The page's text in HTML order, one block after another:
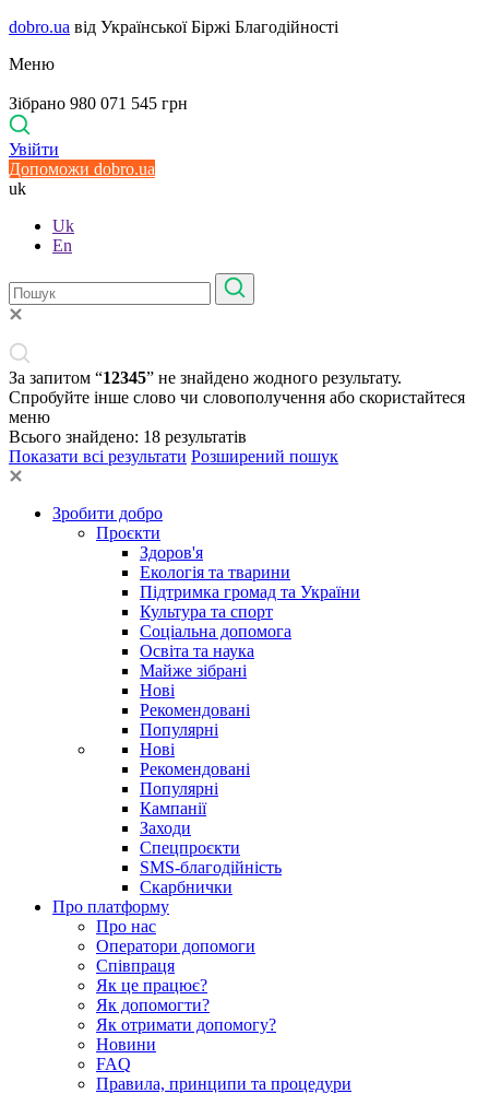
dobro.ua від Української Біржі Благодійності
Меню
Зібрано 980 071 545 грн
Увійти
Допоможи dobro.ua
uk
Uk
En
За запитом “12345” не знайдено жодного результату.
Спробуйте інше слово чи словополучення або скористайтеся
меню
Всього знайдено: 18 результатів
Показати всі результати Розширений пошук
Зробити добро
Проєкти
Здоров'я
Екологія та тварини
Підтримка громад та України
Культура та спорт
Соціальна допомога
Освіта та наука
Майже зібрані
Нові
Рекомендовані
Популярні
Нові
Рекомендовані
Популярні
Кампанії
Заходи
Спецпроєкти
SMS-благодійність
Скарбнички
Про платформу
Про нас
Оператори допомоги
Співпраця
Як це працює?
Як допомогти?
Як отримати допомогу?
Новини
FAQ
Правила, принципи та процедури